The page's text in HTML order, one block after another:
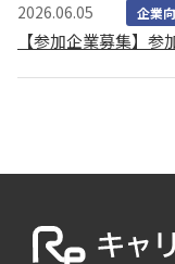
2026.06.05 企業
【参加企業募集】参